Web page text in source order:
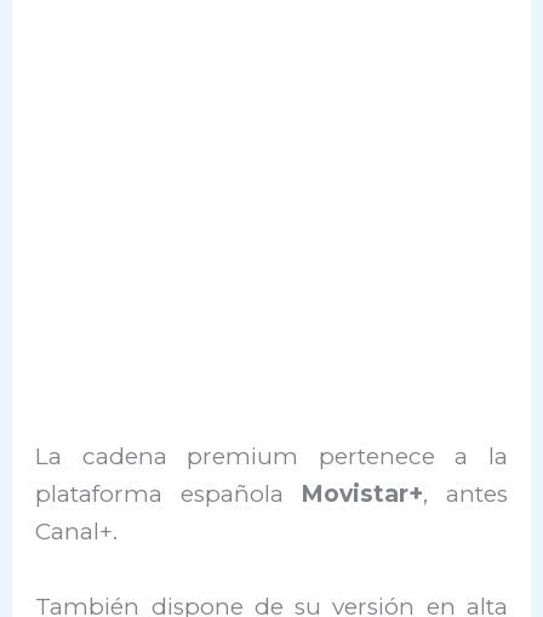
La cadena premium pertenece a la
plataforma española Movistar+, antes
Canal+.
También dispone de su versión en alta